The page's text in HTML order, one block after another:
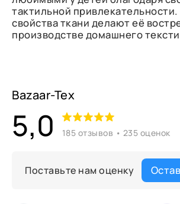
тактильной
свойства ткани делают её
производстве домашнего
Bazaar-Tex
5,0 185 отзывов • 235 оценок
Поставьте нам оценку